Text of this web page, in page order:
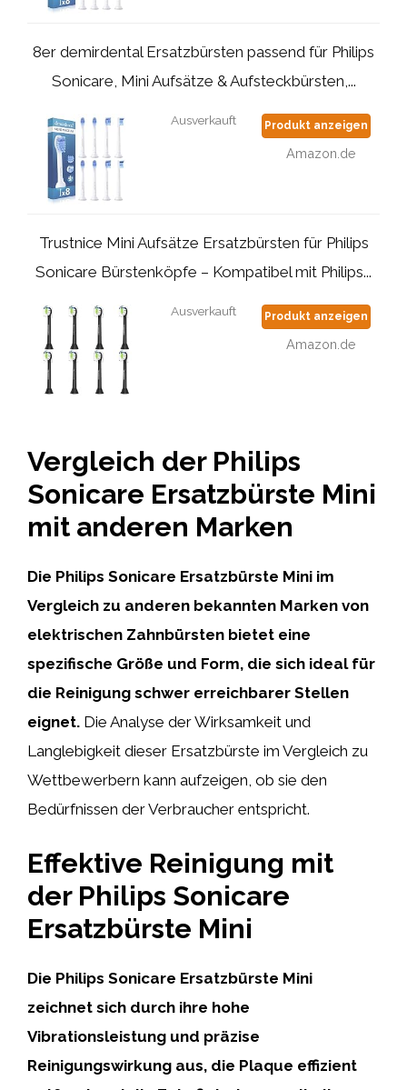
8er demirdental Ersatzbürsten passend für Philips
Sonicare, Mini Aufsätze & Aufsteckbürsten,...
Ausverkauft Produkt anzeigen
Amazon.de
Trustnice Mini Aufsätze Ersatzbürsten für Philips
Sonicare Bürstenköpfe – Kompatibel mit Philips...
Ausverkauft Produkt anzeigen
Amazon.de
Vergleich der Philips
Sonicare Ersatzbürste Mini
mit anderen Marken
Die Philips Sonicare Ersatzbürste Mini im
Vergleich zu anderen bekannten Marken von
elektrischen Zahnbürsten bietet eine
spezifische Größe und Form, die sich ideal für
die Reinigung schwer erreichbarer Stellen
eignet. Die Analyse der Wirksamkeit und
Langlebigkeit dieser Ersatzbürste im Vergleich zu
Wettbewerbern kann aufzeigen, ob sie den
Bedürfnissen der Verbraucher entspricht.
Effektive Reinigung mit
der Philips Sonicare
Ersatzbürste Mini
Die Philips Sonicare Ersatzbürste Mini
zeichnet sich durch ihre hohe
Vibrationsleistung und präzise
Reinigungswirkung aus, die Plaque effizient